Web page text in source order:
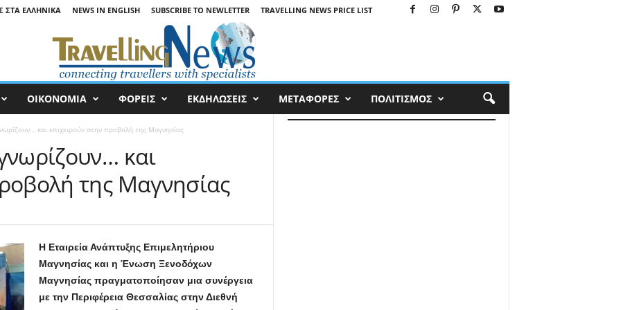
ΣΤΑ ΕΛΛΗΝΙΚΆ NEWS IN ENGLISH SUBSCRIBE TO NEWLETTER TRAVELLING NEWS PRICE LIST
ΟΙΚΟΝΟΜΙΑ ΦΟΡΕΙΣ ΕΚΔΗΛΩΣΕΙΣ ΜΕΤΑΦΟΡΕΣ ΠΟΛΙΤΙΣΜΟΣ
και επιχειρούν στην προβολή της Μαγνησίας
και
της Μαγνησίας
Η Εταιρεία Ανάπτυξης Επιμελητήριου
Μαγνησίας και η Ένωση Ξενοδόχων
Μαγνησίας πραγματοποίησαν μια συνέργεια
με την Περιφέρεια Θεσσαλίας στην Διεθνή